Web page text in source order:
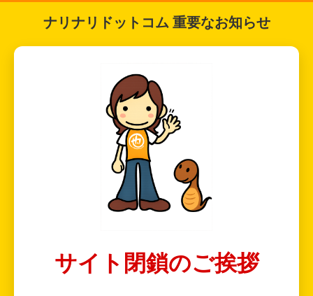
ナリナリドットコム 重要なお知らせ
サイト閉鎖のご挨拶